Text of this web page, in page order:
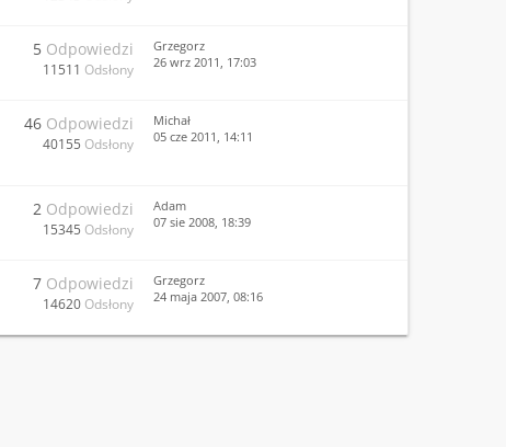
5 Odpowiedzi
11511 Odsłony
Grzegorz
26 wrz 2011, 17:03
46 Odpowiedzi
40155 Odsłony
Michał
05 cze 2011, 14:11
2 Odpowiedzi
15345 Odsłony
Adam
07 sie 2008, 18:39
7 Odpowiedzi
14620 Odsłony
Grzegorz
24 maja 2007, 08:16